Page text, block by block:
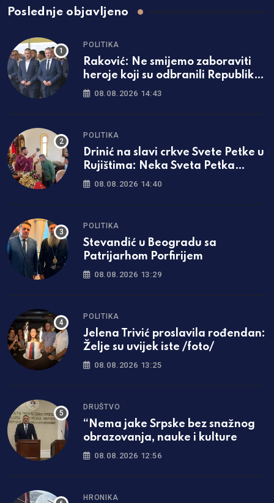
Poslednje objavljeno
POLITIKA
Raković: Ne smijemo zaboraviti
heroje koji su odbranili Republiku
Srpsku
08.08.2026 14:43
POLITIKA
Drinić na slavi crkve Svete Petke u
Rujištima: Neka Sveta Petka
svima podari zdravlje i mir
08.08.2026 14:40
POLITIKA
Stevandić u Beogradu sa
Patrijarhom Porfirijem
08.08.2026 13:29
POLITIKA
Jelena Trivić proslavila rođendan:
Želje su uvijek iste /foto/
08.08.2026 13:25
DRUŠTVO
“Nema jake Srpske bez snažnog
obrazovanja, nauke i kulture
08.08.2026 12:56
HRONIKA